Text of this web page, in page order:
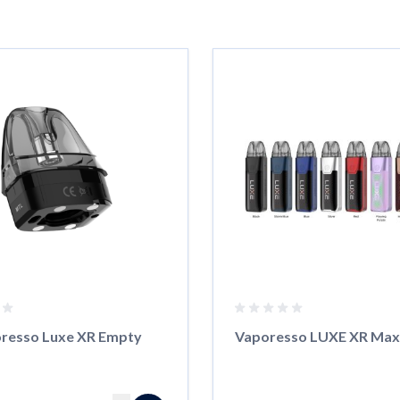
Taste möglich. Du kannst das Karussell überspringen oder
Luxe XR Empty
Vaporesso LUXE XR